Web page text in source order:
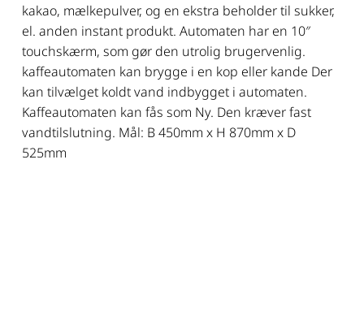
kakao, mælkepulver, og en ekstra beholder til sukker,
el. anden instant produkt. Automaten har en 10″
touchskærm, som gør den utrolig brugervenlig.
kaffeautomaten kan brygge i en kop eller kande Der
kan tilvælget koldt vand indbygget i automaten.
Kaffeautomaten kan fås som Ny. Den kræver fast
vandtilslutning. Mål: B 450mm x H 870mm x D
525mm